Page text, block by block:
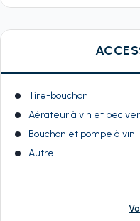
Tire-bouchon
Aérateur à vin et bec
Bouchon et pompe à vin
Autre